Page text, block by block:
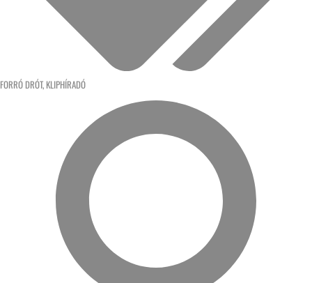
FORRÓ DRÓT, KLIPHÍRADÓ